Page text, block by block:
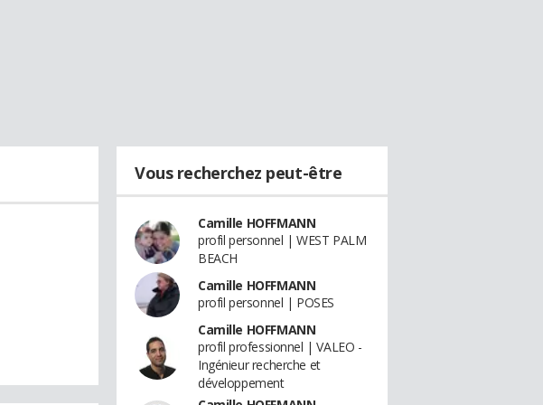
Vous recherchez peut-être
Camille HOFFMANN
profil personnel | WEST PALM
BEACH
Camille HOFFMANN
profil personnel | POSES
Camille HOFFMANN
profil professionnel | VALEO -
Ingénieur recherche et
développement